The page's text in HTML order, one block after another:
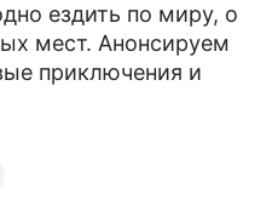
ездить по миру, о
мест. Анонсируем
приключения и